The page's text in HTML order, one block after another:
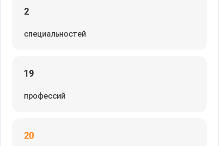
2
специальностей
19
профессий
20